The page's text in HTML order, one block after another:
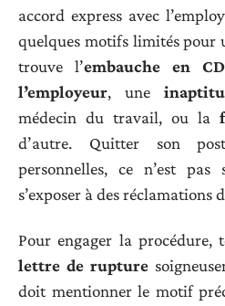
accord express avec
quelques motifs limités pour
trouve l’embauche en
l’employeur, une
médecin du travail, ou la
d’autre. Quitter son
personnelles, ce n’est pas
s’exposer à des réclamations
Pour engager la procédure,
lettre de rupture
doit mentionner le motif